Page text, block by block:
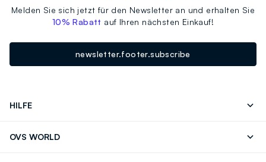
Melden Sie sich jetzt für den Newsletter an und erhalten Sie
10% Rabatt auf Ihren nächsten Einkauf!
newsletter.footer.subscribe
HILFE
Bestellung/Rücksendung
OVS WORLD